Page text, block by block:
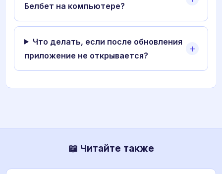
Белбет на компьютере?
Что делать, если после обновления
приложение не открывается?
📖 Читайте также